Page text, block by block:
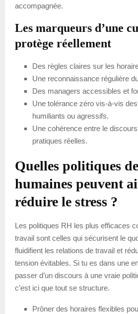
accompagnée.
Les marqueurs d’une
protège réellement
Des règles claires sur les
Une reconnaissance régulière
Des managers accessibles et
Une tolérance zéro vis-à-vis
humiliants ou agressifs.
Une cohérence entre le
pratiques réelles.
Quelles politiques
humaines peuvent
réduire le stress ?
Les politiques RH les plus efficaces
travail sont celles qui sécurisent le
fluidifient les relations de travail et
tension évitables. Si tu es dans une
passer d’un discours à une vraie
c’est ici que tout se structure.
Prôner des horaires flexibles